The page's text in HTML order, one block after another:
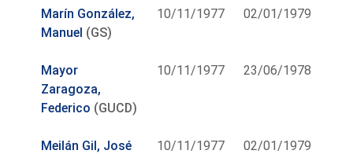
Marín González,
Manuel (GS)
10/11/1977 02/01/1979
Mayor
Zaragoza,
Federico (GUCD)
10/11/1977 23/06/1978
Meilán Gil, José
10/11/1977 02/01/1979